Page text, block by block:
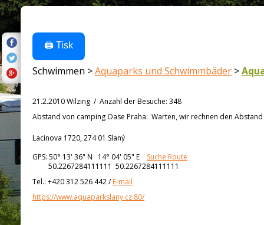
🖨️ Tisk
Schwimmen >Aquaparks und Schwimmbäder >
21.2.2010 Wilzing / Anzahl der Besuche: 348
Abstand von camping Oase Praha: Warten, wir rechnen den
Lacinova 1720, 274 01 Slaný
GPS: 50° 13' 36" N 14° 04' 05" E
Suche Route
50.2267284111111 50.2267284111111
Tel.: +420 312 526 442/E-mail
https://www.aquaparkslany.cz:80/